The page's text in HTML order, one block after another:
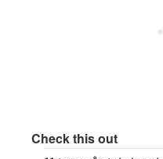
Check this out